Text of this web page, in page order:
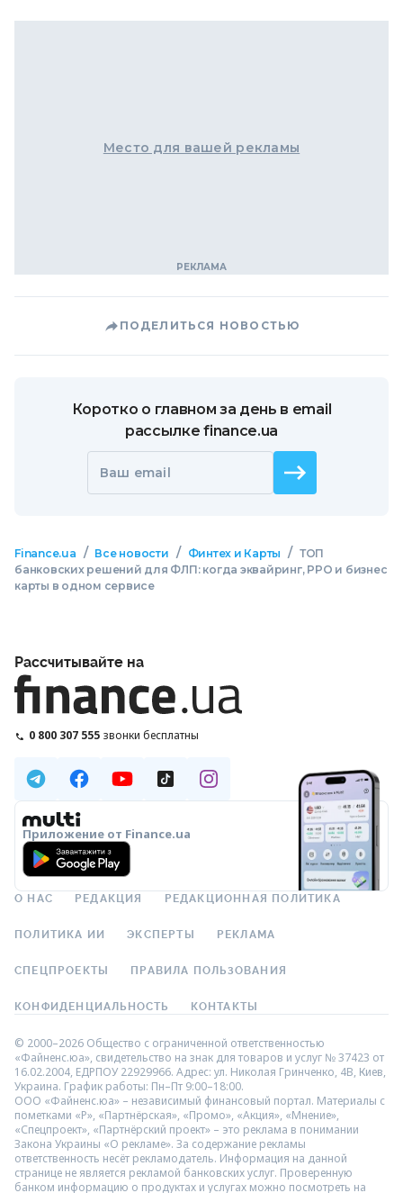
Место для вашей рекламы
ПОДЕЛИТЬСЯ НОВОСТЬЮ
Коротко о главном за день в email
рассылке finance.ua
Ваш email
Finance.ua / Все новости / Финтех и Карты / ТОП
банковских решений для ФЛП: когда эквайринг, РРО и бизнес
карты в одном сервисе
Рассчитывайте на
0 800 307 555 звонки бесплатны
Приложение от Finance.ua
О НАС РЕДАКЦИЯ РЕДАКЦИОННАЯ ПОЛИТИКА
ПОЛИТИКА ИИ ЭКСПЕРТЫ РЕКЛАМА
СПЕЦПРОЕКТЫ ПРАВИЛА ПОЛЬЗОВАНИЯ
КОНФИДЕНЦИАЛЬНОСТЬ КОНТАКТЫ
© 2000–2026 Общество с ограниченной ответственностью
«Файненс.юа», свидетельство на знак для товаров и услуг № 37423 от
16.02.2004, ЕДРПОУ 22929966. Адрес: ул. Николая Гринченко, 4В, Киев,
Украина. График работы: Пн–Пт 9:00–18:00.
ООО «Файненс.юа» – независимый финансовый портал. Материалы с
пометками «Р», «Партнёрская», «Промо», «Акция», «Мнение»,
«Спецпроект», «Партнёрский проект» – это реклама в понимании
Закона Украины «О рекламе». За содержание рекламы
ответственность несёт рекламодатель. Информация на данной
странице не является рекламой банковских услуг. Проверенную
банком информацию о продуктах и услугах можно посмотреть на